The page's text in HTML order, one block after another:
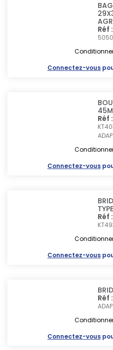
Réf
Connectez-vous
Réf
Connectez-vous
Réf
Connectez-vous
Réf
Connectez-vous